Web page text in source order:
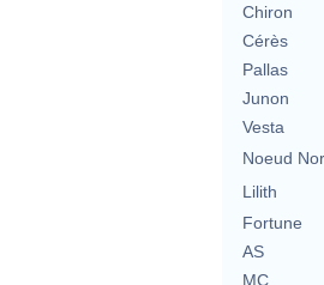
Chiron
Cérès
Pallas
Junon
Vesta
Noeud
Lilith
Fortune
AS
MC